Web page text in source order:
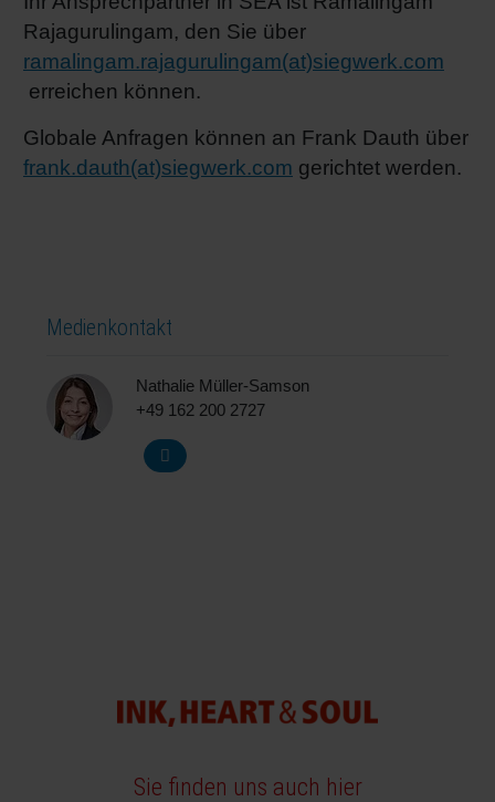
Rajagurulingam, den Sie über
ramalingam.rajagurulingam(at)siegwerk.com
erreichen können.
Globale Anfragen können an Frank Dauth über
frank.dauth(at)siegwerk.com gerichtet werden.
Medienkontakt
Nathalie Müller-Samson
+49 162 200 2727
Sie finden uns auch hier